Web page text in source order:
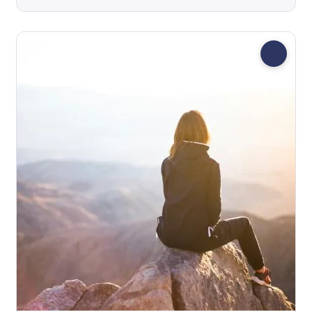
hebben over je denken. Je leert
mediteren of frist bekende technieken
op. We nemen je gedachten onder de
tools om je denken sneller te
onderbreken en op iets anders te
richten. Je oefent nieuwe, positieve
gedachten en wordt milder voor jezelf.